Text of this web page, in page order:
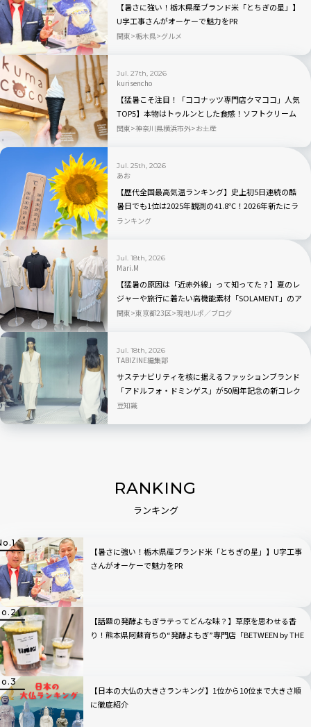
【暑さに強い！栃木県産ブランド米「とちぎの星」】
U字工事さんがオーケーで魅力をPR
関東 栃木県 グルメ
Jul. 27th, 2026
kurisencho
【猛暑こそ注目！「ココナッツ専門店クマココ」人気
TOP5】本物はトゥルンとした食感！ソフトクリーム
やビールも人気｜川崎・ラ チッタデッラ
関東 神奈川県横浜市外 お土産
Jul. 25th, 2026
あお
【歴代全国最高気温ランキング】史上初5日連続の酷
暑日でも1位は2025年観測の41.8℃！2026年新たにラ
ンクインしたのはどこ？
ランキング
Jul. 18th, 2026
Mari.M
【猛暑の原因は「近赤外線」って知ってた？】夏のレ
ジャーや旅行に着たい高機能素材「SOLAMENT」のア
パレルが続々登場
関東 東京都23区 現地ルポ／ブログ
Jul. 18th, 2026
TABIZINE編集部
サステナビリティを核に据えるファッションブランド
「アドルフォ・ドミンゲス」が50周年記念の新コレク
ション「EL NÚMERO」を発表
豆知識
RANKING
ランキング
【暑さに強い！栃木県産ブランド米「とちぎの星」】U字工事
さんがオーケーで魅力をPR
【話題の発酵よもぎラテってどんな味？】草原を思わせる香
り！熊本県阿蘇育ちの“発酵よもぎ”専門店「BETWEEN by THE
【日本の大仏の大きさランキング】1位から10位まで大きさ順
に徹底紹介